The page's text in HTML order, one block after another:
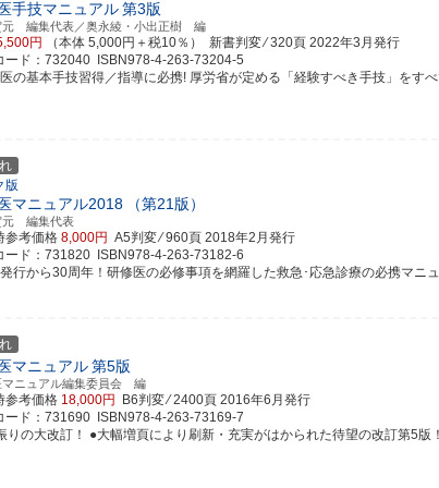
手技マニュアル第3版
元 編集代表／奥永綾・小出正樹 編
円 （本体 5,000円＋税10％） 新書判変 ⁄ 320頁 2022年3月発行
ード：732040 ISBN978-4-263-73204-5
の基本手技習得／指導に必携! 厚労省が定める「経験すべき手技」をす
版
マニュアル2018 （第21版）
元 編集代表
参考価格 8,000円 A5判変 ⁄ 960頁 2018年2月発行
ード：731820 ISBN978-4-263-73182-6
行から30周年！研修医の必修事項を網羅した救急･応急診療の必携マニ
マニュアル第5版
マニュアル編集委員会 編
参考価格 18,000円 B6判変 ⁄ 2400頁 2016年6月発行
ード：731690 ISBN978-4-263-73169-7
りの大改訂！ ●大幅増頁により刷新・充実がはかられた待望の改訂第5